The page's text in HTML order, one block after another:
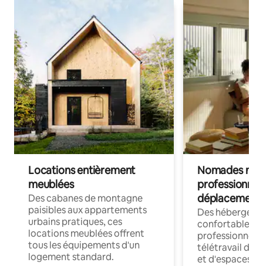
Locations entièrement
meublées
Des cabanes de montagne
paisibles aux appartements
urbains pratiques, ces
locations meublées offrent
tous les équipements d'un
logement standard.
Nomades
déplacement
Des
confortables
professionnels
télétravail
et d'espaces